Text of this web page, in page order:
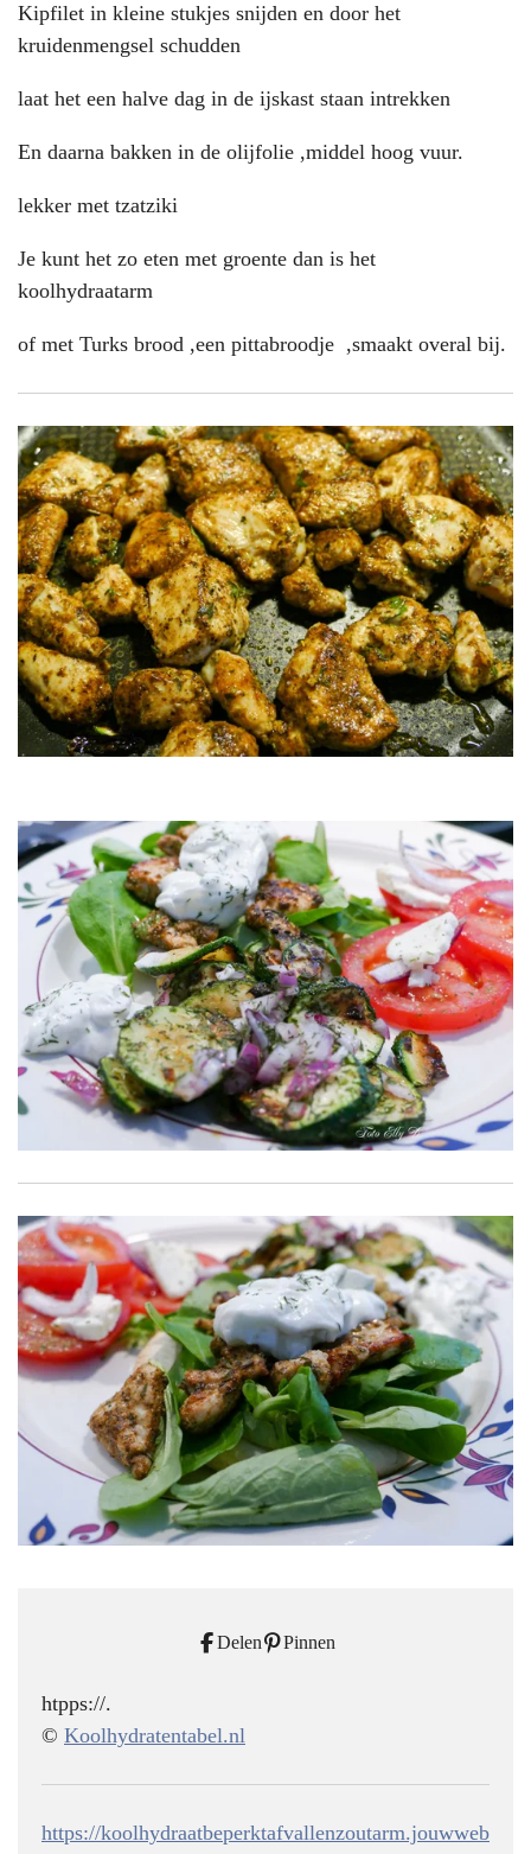
Kipfilet in kleine stukjes snijden en door het
kruidenmengsel schudden
laat het een halve dag in de ijskast staan intrekken
En daarna bakken in de olijfolie ,middel hoog vuur.
lekker met tzatziki
Je kunt het zo eten met groente dan is het
koolhydraatarm
of met Turks brood ,een pittabroodje ,smaakt overal bij.
Delen Pinnen
htpps://.
© Koolhydratentabel.nl
https://koolhydraatbeperktafvallenzoutarm.jouwweb